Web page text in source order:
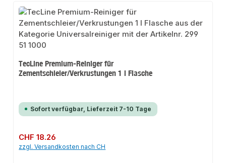
TecLine Premium-Reiniger für
Zementschleier/Verkrustungen 1 l Flasche
Sofort verfügbar, Lieferzeit 7-10 Tage
Regulärer Preis:
CHF 18.26
zzgl. Versandkosten nach CH